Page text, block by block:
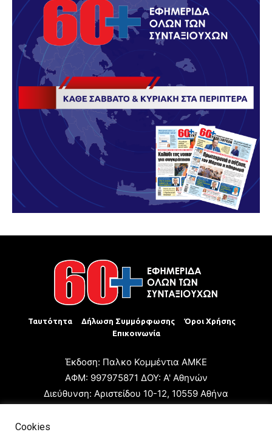
Ταυτότητα Δήλωση Συμμόρφωσης
Όροι Χρήσης
Επικοινωνία
Έκδοση: Παλκο Κομμέντια ΑΜΚΕ
ΑΦΜ: 997975871 ΔΟΥ: Α' Αθηνών
Διεύθυνση: Αριστείδου 10-12, 10559 Αθήνα
Cookies